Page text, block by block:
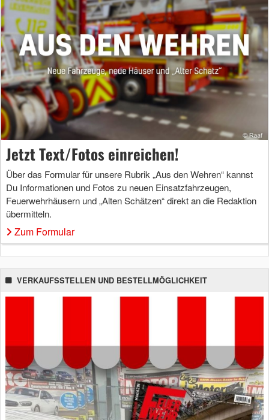
Jetzt Text/Fotos einreichen!
Über das Formular für unsere Rubrik „Aus den Wehren“ kannst
Du Informationen und Fotos zu neuen Einsatzfahrzeugen,
Feuerwehrhäusern und „Alten Schätzen“ direkt an die Redaktion
übermitteln.
Zum Formular
VERKAUFSSTELLEN UND BESTELLMÖGLICHKEIT